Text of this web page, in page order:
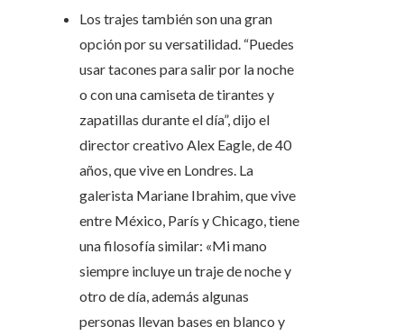
Los trajes también son una gran
opción por su versatilidad. “Puedes
usar tacones para salir por la noche
o con una camiseta de tirantes y
zapatillas durante el día”, dijo el
director creativo Alex Eagle, de 40
años, que vive en Londres. La
galerista Mariane Ibrahim, que vive
entre México, París y Chicago, tiene
una filosofía similar: «Mi mano
siempre incluye un traje de noche y
otro de día, además algunas
personas llevan bases en blanco y